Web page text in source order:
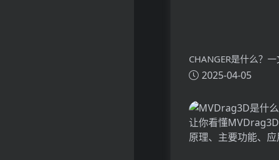
CHANGER是什么？
懂CHANGER的技术原
2025-04-05